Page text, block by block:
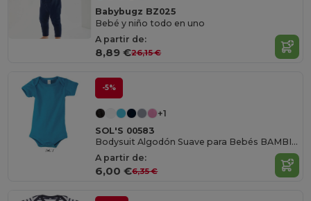
Babybugz BZ025
Bebé y niño todo en uno
A partir de:
8,89 €26,15 €
-5%
+1
SOL'S 00583
Bodysuit Algodón Suave para Bebés BAMBINO
A partir de:
6,00 €6,35 €